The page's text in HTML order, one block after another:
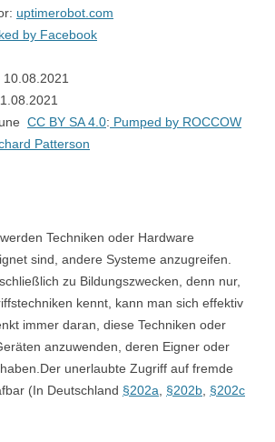
uptimerobot.com
by Facebook
CC BY SA 4.0: Pumped by ROCCOW
Patterson
Techniken oder Hardware
sind, andere Systeme anzugreifen.
zu Bildungszwecken, denn nur,
kennt, kann man sich effektiv
immer daran, diese Techniken oder
anzuwenden, deren Eigner oder
unerlaubte Zugriff auf fremde
(In Deutschland §202a §202b §202c